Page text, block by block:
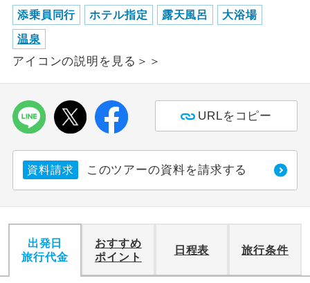
添乗員同行 ホテル指定 露天風呂 大浴場
温泉
アイコンの説明を見る＞＞
URLをコピー
資料請求 このツアーの資料を請求する
出発日
旅行代金
おすすめ
ポイント
日程表 旅行条件
女性限定
女性限定でご参加いただけるコースで
す。
年齢制限あり
ご参加にあたり年齢に制限があるコース
航空会社指定
利用航空会社が指定なので、ご出発の計
画にとても便利です。
ホテル指定
おひとり様バ
おひとり様でバス席を2席利⽤できま